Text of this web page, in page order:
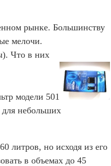
рынке. Большинству
мелочи.
Что в них
модели 501
небольших
литров, но исходя из его
в объемах до 45